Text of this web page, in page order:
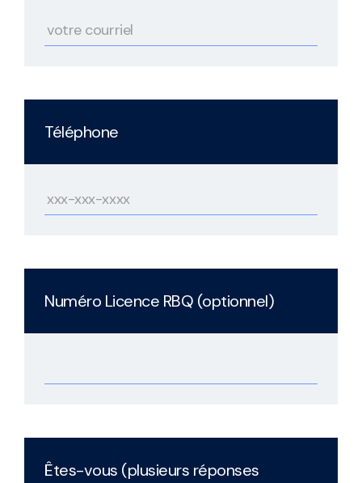
Téléphone
Numéro Licence RBQ (optionnel)
Êtes-vous (plusieurs réponses